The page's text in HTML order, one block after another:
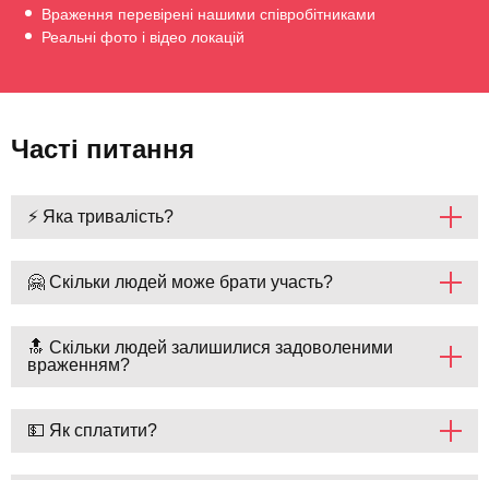
Враження перевірені нашими співробітниками
Реальні фото і відео локацій
Часті питання
⚡ Яка тривалість?
🤗 Скільки людей може брати участь?
🔝 Скільки людей залишилися задоволеними
враженням?
💵 Як сплатити?